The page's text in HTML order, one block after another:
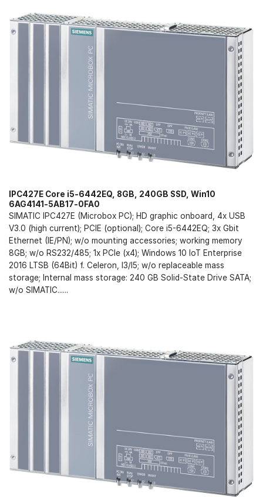
IPC427E Core i5-6442EQ, 8GB, 240GB SSD, Win10
6AG4141-5AB17-0FA0
SIMATIC IPC427E (Microbox PC); HD graphic onboard, 4x USB
V3.0 (high current); PCIE (optional); Core i5-6442EQ; 3x Gbit
Ethernet (IE/PN); w/o mounting accessories; working memory
8GB; w/o RS232/485; 1x PCIe (x4); Windows 10 IoT Enterprise
2016 LTSB (64Bit) f. Celeron, I3/I5; w/o replaceable mass
storage; Internal mass storage: 240 GB Solid-State Drive SATA;
w/o SIMATIC......